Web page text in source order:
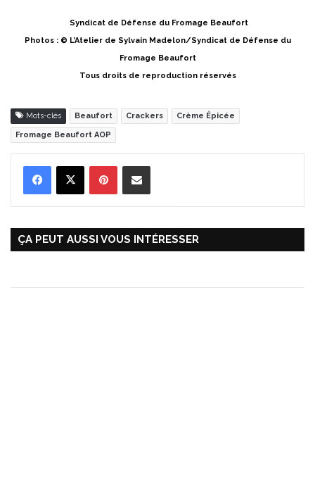
Syndicat de Défense du Fromage Beaufort
Photos : © L’Atelier de Sylvain Madelon/Syndicat de Défense du
Fromage Beaufort
Tous droits de reproduction réservés
Mots-clés Beaufort Crackers Crème Épicée
Fromage Beaufort AOP
ÇA PEUT AUSSI VOUS INTÉRESSER